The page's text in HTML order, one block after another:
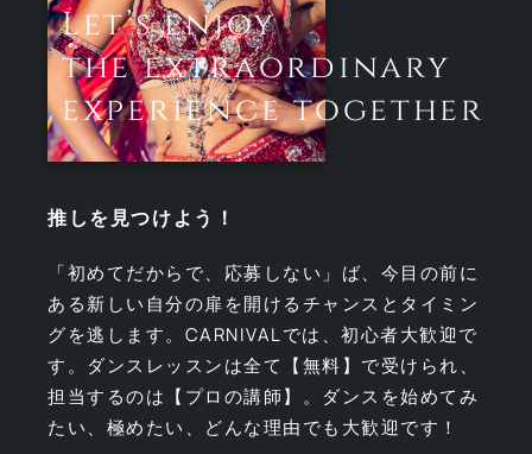
Let’s enjoy
the extraordinary
experience together
推しを見つけよう！
「初めてだからで、応募しない」ば、今目の前に
ある新しい自分の扉を開けるチャンスとタイミン
グを逃します。CARNIVALでは、初心者大歓迎で
す。ダンスレッスンは全て【無料】で受けられ、
担当するのは【プロの講師】。ダンスを始めてみ
たい、極めたい、どんな理由でも大歓迎です！